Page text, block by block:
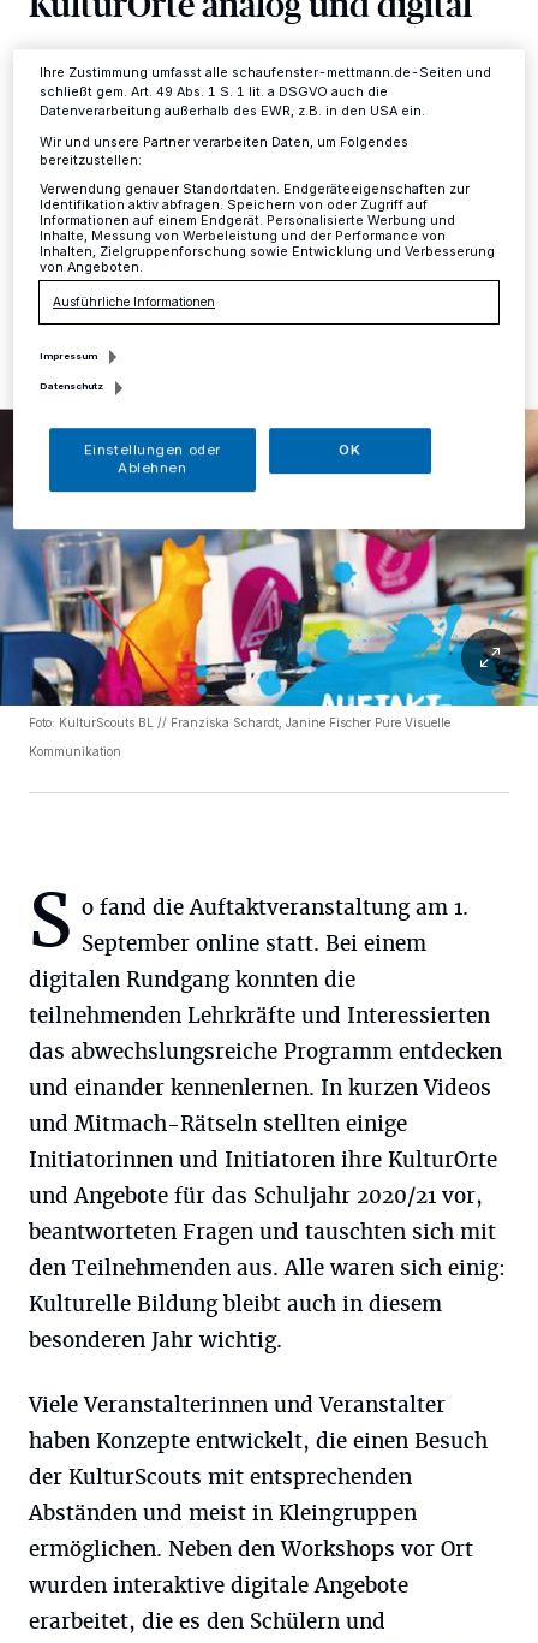
Kreis·Das Projekt KulturScouts startet ins neue
Schuljahr. Aufgrund der Corona-Pandemie und ihren
Auswirkungen auf das kulturelle Miteinander wurde die
sechste Auflage des Projekts entspre-chend
angepasst.
24.09.2020 , 11:53 Uhr Eine Minute Lesezeit
Foto: KulturScouts BL // Franziska Schardt, Janine Fischer Pure Visuelle
Kommunikation
S o fand die Auftaktveranstaltung am 1.
September online statt. Bei einem
digitalen Rundgang konnten die
teilnehmenden Lehrkräfte und Interessierten
das abwechslungsreiche Programm entdecken
und einander kennenlernen. In kurzen Videos
und Mitmach-Rätseln stellten einige
Initiatorinnen und Initiatoren ihre KulturOrte
und Angebote für das Schuljahr 2020/21 vor,
beantworteten Fragen und tauschten sich mit
den Teilnehmenden aus. Alle waren sich einig:
Kulturelle Bildung bleibt auch in diesem
besonderen Jahr wichtig.
Viele Veranstalterinnen und Veranstalter
haben Konzepte entwickelt, die einen Besuch
der KulturScouts mit entsprechenden
Abständen und meist in Kleingruppen
ermöglichen. Neben den Workshops vor Ort
wurden interaktive digitale Angebote
erarbeitet, die es den Schülern und
Einstellungen oder Ablehnen am unteren Rand der Webseite klicken.
Ihre Einstellungen gelten innerhalb unseres Website. Weitere
Ihre Zustimmung umfasst alle schaufenster-mettmann.de-Seiten und
schließt gem. Art. 49 Abs. 1 S. 1 lit. a DSGVO auch die
Datenverarbeitung außerhalb des EWR, z.B. in den USA ein.
Wir und unsere Partner verarbeiten Daten, um Folgendes
bereitzustellen:
Verwendung genauer Standortdaten. Endgeräteeigenschaften zur
Identifikation aktiv abfragen. Speichern von oder Zugriff auf
Informationen auf einem Endgerät. Personalisierte Werbung und
Inhalte, Messung von Werbeleistung und der Performance von
Inhalten, Zielgruppenforschung sowie Entwicklung und Verbesserung
von Angeboten.
Ausführliche Informationen
Impressum
Datenschutz
Einstellungen oder
Ablehnen
OK